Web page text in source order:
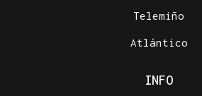
Telemiño
Atlántico
INFO